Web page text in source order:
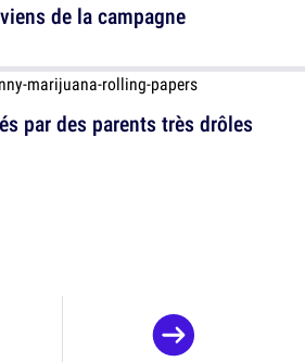
par des parents très drôles
de la campagne